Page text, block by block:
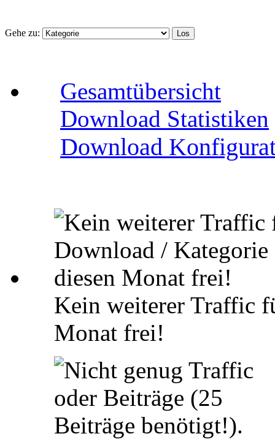
Gehe zu:
Gesamtübersicht
Download Statistiken
Download
Kein weiterer Traffic
Monat frei!